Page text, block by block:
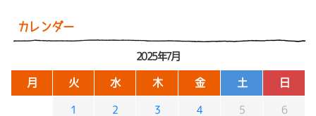
カレンダー
2025年7月
月 火 水 木 金 土 日
1 2 3 4 5 6